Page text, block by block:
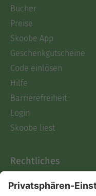
Bücher
Preise
Skoobe App
Geschenkgutscheine
Code einlösen
Hilfe
Barrierefreiheit
Login
Skoobe liest
Rechtliches
AGB